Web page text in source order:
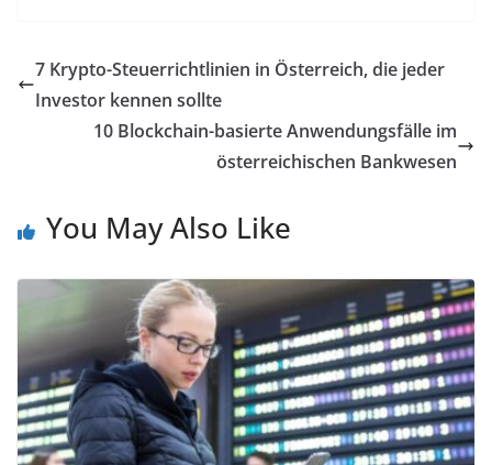
7 Krypto-Steuerrichtlinien in Österreich, die jeder
Investor kennen sollte
10 Blockchain-basierte Anwendungsfälle im
österreichischen Bankwesen
You May Also Like